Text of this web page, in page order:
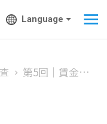
Language
第5回｜賃金レンジの上限に達した社員に昇給は必要か？